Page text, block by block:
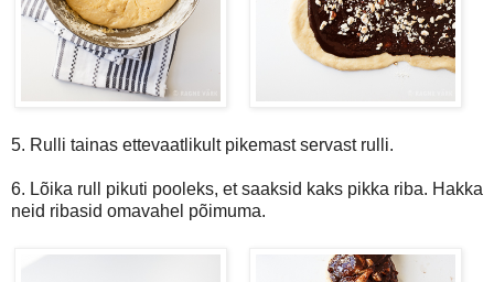
5. Rulli tainas ettevaatlikult pikemast servast rulli.
6. Lõika rull pikuti pooleks, et saaksid kaks pikka riba. Hakka
neid ribasid omavahel põimuma.